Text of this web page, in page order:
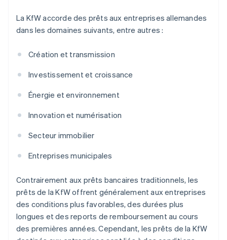
La KfW accorde des prêts aux entreprises allemandes
dans les domaines suivants, entre autres :
Création et transmission
Investissement et croissance
Énergie et environnement
Innovation et numérisation
Secteur immobilier
Entreprises municipales
Contrairement aux prêts bancaires traditionnels, les
prêts de la KfW offrent généralement aux entreprises
des conditions plus favorables, des durées plus
longues et des reports de remboursement au cours
des premières années. Cependant, les prêts de la KfW